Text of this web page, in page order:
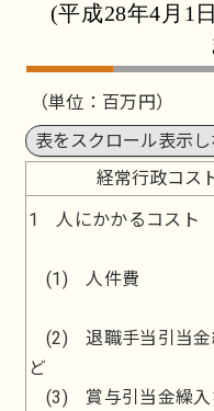
(平成28年4月1
（単位：百万円）
表をスクロール表示し
経常行政コス
1 人にかかるコ
(1) 人
(2) 退職手当引当金
ど
(3) 賞与引当金繰